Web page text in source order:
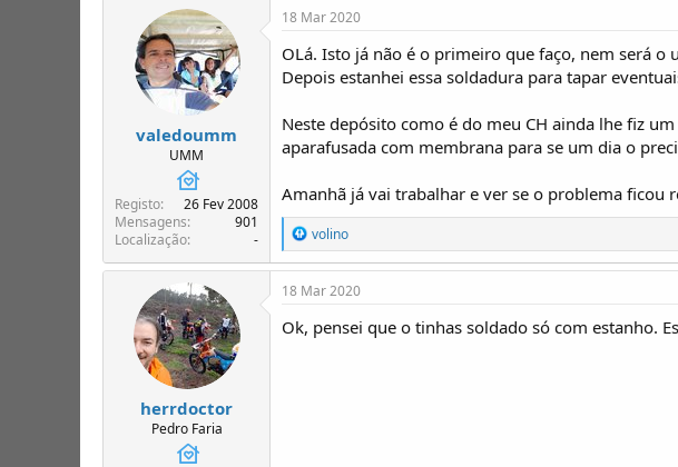
valedoumm
UMM
Registo
26 Fev 2008
Mensagens
901
Localização
-
18 Mar 2020
OLá. Isto já não é o primeiro que faço, nem será
Depois estanhei essa soldadura para tapar
Neste depósito como é do meu CH ainda lhe fiz
aparafusada com membrana para se um dia o
Amanhã já vai trabalhar e ver se o problema ficou
R
e
a
ç
e
s
volino
herrdoctor
Pedro Faria
18 Mar 2020
Ok, pensei que o tinhas soldado só com estanho.